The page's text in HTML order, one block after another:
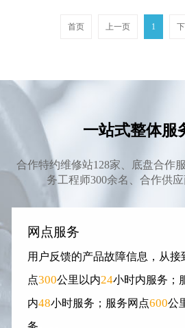
首页 上一页 1
一站式整体服
合作特约维修站128家、底盘合作
务工程师300余名、合作供
网点服务
用户反馈的产品故障信息，从接
点300公里以内24小时内服务；
内48小时服务；服务网点600公